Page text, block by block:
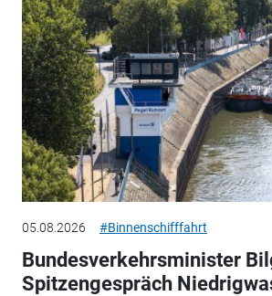
05.08.2026 #Binnenschifffahrt
Bundesverkehrsminister
Spitzengespräch